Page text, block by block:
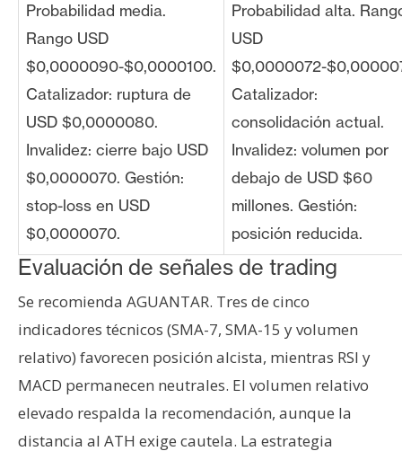
Probabilidad media.
Rango USD
$0,0000090-$0,0000100.
Catalizador: ruptura de
USD $0,0000080.
Invalidez: cierre bajo USD
$0,0000070. Gestión:
stop-loss en USD
$0,0000070.
Probabilidad alta.
USD
$0,0000072-
Catalizador:
consolidación actual.
Invalidez: volumen por
debajo de USD $60
millones. Gestión:
posición reducida.
Evaluación de señales de trading
Se recomienda AGUANTAR. Tres de cinco
indicadores técnicos (SMA-7, SMA-15 y volumen
relativo) favorecen posición alcista, mientras RSI y
MACD permanecen neutrales. El volumen relativo
elevado respalda la recomendación, aunque la
distancia al ATH exige cautela. La estrategia